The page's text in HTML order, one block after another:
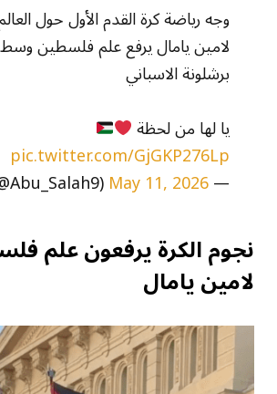
وجه رياضة كرة القدم الأول حول
لامين يامال يرفع علم فلسطين
برشلونة الاسباني
يا لها من لحظة
pic.twitter.com/GjGKP276Lp
— MO (@Abu_Salah9)
May 11, 2026
نجوم الكرة يرفعون علم
لامين يامال